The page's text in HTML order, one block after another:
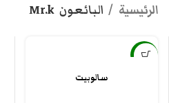
الرئيسية البائعون Mr.k
-16%
سالوبيت